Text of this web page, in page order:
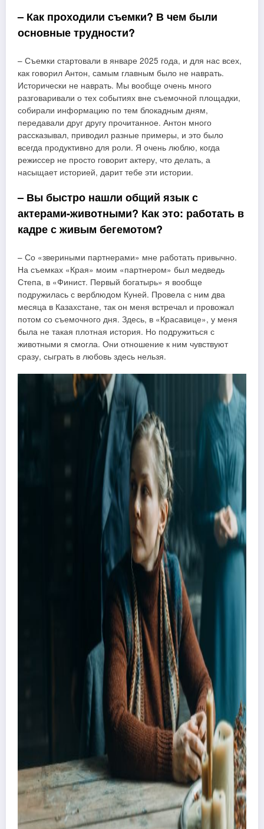
– Как проходили съемки? В чем были
основные трудности?
– Съемки стартовали в январе 2025 года, и для нас всех,
как говорил Антон, самым главным было не наврать.
Исторически не наврать. Мы вообще очень много
разговаривали о тех событиях вне съемочной площадки,
собирали информацию по тем блокадным дням,
передавали друг другу прочитанное. Антон много
рассказывал, приводил разные примеры, и это было
всегда продуктивно для роли. Я очень люблю, когда
режиссер не просто говорит актеру, что делать, а
насыщает историей, дарит тебе эти истории.
– Вы быстро нашли общий язык с
актерами-животными? Как это: работать в
кадре с живым бегемотом?
– Со «звериными партнерами» мне работать привычно.
На съемках «Края» моим «партнером» был медведь
Степа, в «Финист. Первый богатырь» я вообще
подружилась с верблюдом Куней. Провела с ним два
месяца в Казахстане, так он меня встречал и провожал
потом со съемочного дня. Здесь, в «Красавице», у меня
была не такая плотная история. Но подружиться с
животными я смогла. Они отношение к ним чувствуют
сразу, сыграть в любовь здесь нельзя.